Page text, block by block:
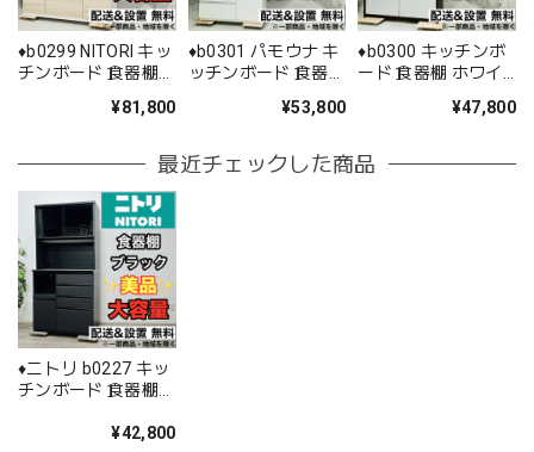
♦️b0299 NITORI キッ
チンボード 食器棚
¥81,800
♦️b0301 パモウナ キ
ッチンボード 食器棚
¥53,800
♦️b0300 キッチンボ
ード 食器棚 ホワイ
¥47,800
最近チェックした商品
♦️ニトリ b0227 キッ
チンボード 食器棚
¥42,800